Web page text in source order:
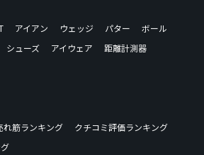
アイアン ウェッジ パター
ボール
シューズ アイウェア
距離計測器
れ筋ランキング
クチコミ評価ランキング